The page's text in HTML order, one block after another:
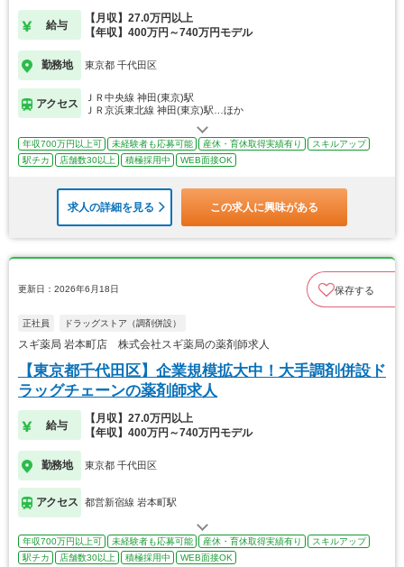
給与
【月収】27.0万円以上
【年収】400万円～740万円モデル
勤務地 東京都 千代田区
アクセス
ＪＲ中央線 神田(東京)駅
ＪＲ京浜東北線 神田(東京)駅…ほか
年収700万円以上可 未経験者も応募可能 産休・育休取得実績有り
スキルアップ
駅チカ
店舗数30以上 積極採用中 WEB面接OK
求人の詳細を見る この求人に興味がある
更新日：2026年6月18日 保存する
正社員 ドラッグストア（調剤併設）
スギ薬局 岩本町店 株式会社スギ薬局の薬剤師求人
【東京都千代田区】企業規模拡大中！大手調剤併設ド
ラッグチェーンの薬剤師求人
給与
【月収】27.0万円以上
【年収】400万円～740万円モデル
勤務地 東京都 千代田区
アクセス 都営新宿線 岩本町駅
年収700万円以上可 未経験者も応募可能 産休・育休取得実績有り
スキルアップ
駅チカ
店舗数30以上 積極採用中 WEB面接OK